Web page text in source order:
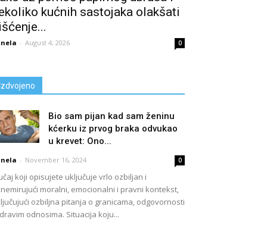
kućnih sastojaka olakšati
- August 4, 2026 0
Bio sam pijan kad sam ženinu
kćerku iz prvog braka odvukao
u krevet: Ono...
- November 16, 2024 0
koji opisujete uključuje vrlo ozbiljan i
moralni, emocionalni i pravni kontekst,
ozbiljna pitanja o granicama, odgovornosti
odnosima. Situacija koju...